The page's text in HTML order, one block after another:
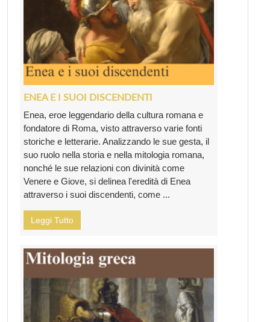
ENEA E I SUOI DISCENDENTI
Enea, eroe leggendario della cultura romana e
fondatore di Roma, visto attraverso varie fonti
storiche e letterarie. Analizzando le sue gesta, il
suo ruolo nella storia e nella mitologia romana,
nonché le sue relazioni con divinità come
Venere e Giove, si delinea l'eredità di Enea
attraverso i suoi discendenti, come ...
Leggi Tutto